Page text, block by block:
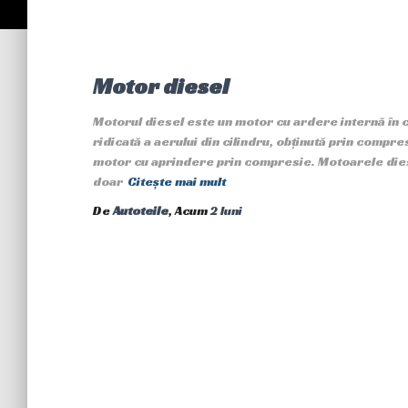
Motor diesel
Motorul diesel este un motor cu ardere internă
ridicată a aerului din cilindru, obținută prin
motor cu aprindere prin compresie. Motoarele
doar Citește mai mult
DeAutoteile, Acum2 luni